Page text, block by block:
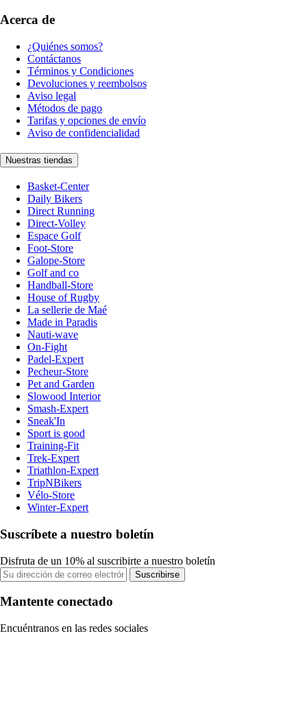
Acerca de
¿Quiénes somos?
Contáctanos
Términos y Condiciones
Devoluciones y reembolsos
Aviso legal
Métodos de pago
Tarifas y opciones de envío
Aviso de confidencialidad
Nuestras tiendas
Basket-Center
Daily Bikers
Direct Running
Direct-Volley
Espace Golf
Foot-Store
Galope-Store
Golf and co
Handball-Store
House of Rugby
La sellerie de Maé
Made in Paradis
Nauti-wave
On-Fight
Padel-Expert
Pecheur-Store
Pet and Garden
Slowood Interior
Smash-Expert
Sneak'In
Sport is good
Training-Fit
Trek-Expert
Triathlon-Expert
TripNBikers
Vélo-Store
Winter-Expert
Suscríbete a nuestro boletín
Disfruta de un 10% al suscribirte a nuestro boletín
Suscribirse
Mantente conectado
Encuéntranos en las redes sociales